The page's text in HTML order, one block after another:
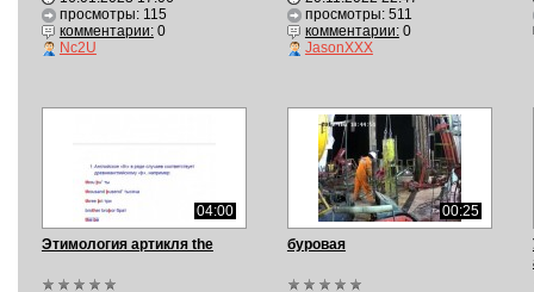
просмотры: 115
комментарии:0
Nc2U
просмотры: 511
комментарии:0
JasonXXX
04:00
Этимология артикля the
00:25
буровая